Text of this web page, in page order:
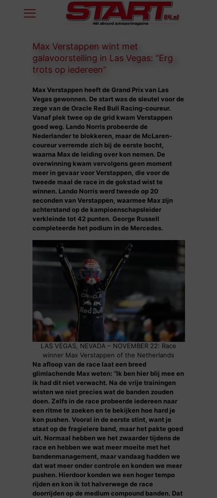
Max Verstappen wint met
galavoorstelling in Las Vegas: “Erg
trots op iedereen”
Max Verstappen heeft de Grand Prix van Las
Vegas gewonnen. De start was de sleutel voor de
zege van de Oracle Red Bull Racing-coureur.
Vanaf plek twee op de grid kwam Verstappen
goed weg. Lando Norris probeerde de
Nederlander te blokkeren, maar de McLaren-
coureur verremde zich bij de eerste bocht,
waarna Max de leiding over kon nemen. De
overwinning kwam vervolgens geen moment
meer in gevaar voor Verstappen, die voor de
tweede maal de race in de gokstad wist te
winnen. Lando Norris werd tweede op 20
seconden van Verstappen, waarmee Max zijn
achterstand op de kampioenschapsleider
verkleinde tot 42 punten. George Russell
completeerde het podium in de Mercedes.
LAS VEGAS, NEVADA – NOVEMBER 22: Race
winner Max Verstappen of the Netherlands
Na afloop van de race laat een breed
glimlachende Max weten: “Ik ben hier blij mee en
ik had dit niet verwacht. Na de vrije trainingen
wisten we niet precies wat de banden zouden
doen. Zelfs in de race probeerde iedereen naar
een ritme te zoeken en te bekijken hoe hard je
kon pushen. Vooral in de eerste stint, want je
staat op de fragielere band, maar het pakte goed
uit. Normaal hebben we het zwaarder tijdens de
race en hebben we wat meer moeite met het
bandenmanagement, maar vandaag hadden we
dat wat meer onder controle en konden we meer
pushen. Hierdoor konden we een hoger tempo
rijden en kon ik tot halverwege de race
doorrijden op de medium compound banden. Dat